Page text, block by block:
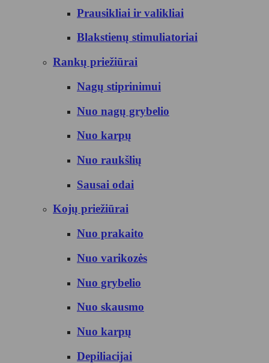
Prausikliai ir valikliai
Blakstienų stimuliatoriai
Rankų priežiūrai
Nagų stiprinimui
Nuo nagų grybelio
Nuo karpų
Nuo raukšlių
Sausai odai
Kojų priežiūrai
Nuo prakaito
Nuo varikozės
Nuo grybelio
Nuo skausmo
Nuo karpų
Depiliacijai